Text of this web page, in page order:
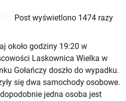
Post wyświetlono 1474 razy
około godziny 19:20 w
Laskownica Wielka w
Gołańczy doszło do wypadku.
się dwa samochody osobowe.
jedna osoba jest